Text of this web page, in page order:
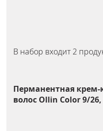
В набор входит 2
Перманентная крем-
волос Ollin Color 9/